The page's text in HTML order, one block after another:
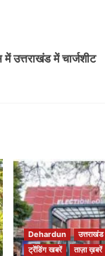
उत्तराखंड में चार्जशीट
Dehardun उत्तराखंड
ट्रेंडिंग खबरें
ताज़ा ख़बरें